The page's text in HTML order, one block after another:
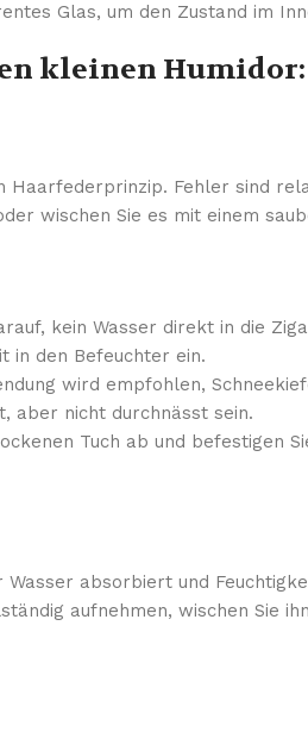
Glas, um den Zustand im
kleinen Humidor:
Fehler sind
wischen Sie es mit einem
kein Wasser direkt in die
in den Befeuchter ein.
wird empfohlen,
aber nicht durchnässt sein.
Tuch ab und befestigen
absorbiert und
aufnehmen, wischen Sie